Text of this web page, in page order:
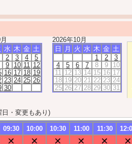
水 木 金 土
2 3 4
5
9 10 11 12
16 17 18 19
23 24 25 26
30
2026年10月
日
月 火 水 木 金 土
1
2
3
4
5 6 7 8 9
10
11 12 13 14 15 16 17
18 19 20 21 22 23 24
25 26 27 28 29 30 31
・変更もあり)